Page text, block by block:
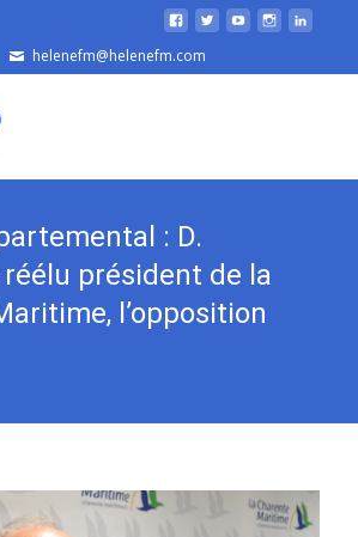
helenefm@helenefm.com
: D.
président de la
l’opposition